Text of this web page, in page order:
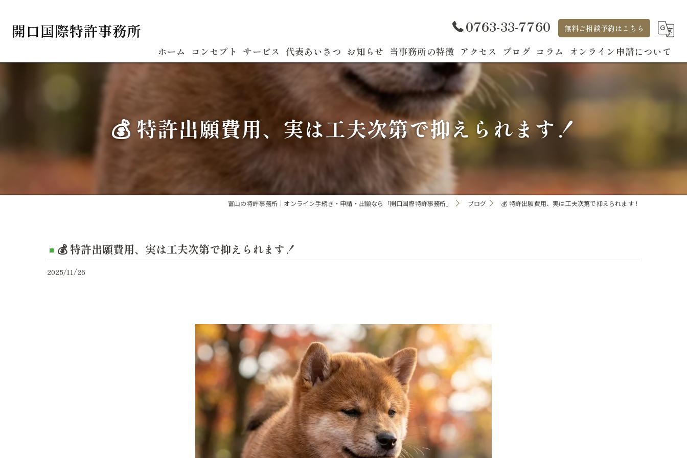
0763-33-7760 無料ご相談予約はこちら
ホーム コンセプト サービス
よくある質問
代表あいさつ お知らせ 当事務所の特徴
特許
商標
実用新案
国際出願
発明
アクセス ブログ コラム オンライン申請について
💰 特許出願費用、実は工夫次第で抑えられます！
富山の特許事務所｜オンライン手続き・申請・出願なら「開口国際特許事務所」 ブログ 💰 特許出願費用、実は工夫次第で抑えられます！
💰 特許出願費用、実は工夫次第で抑えられます！
2025/11/26